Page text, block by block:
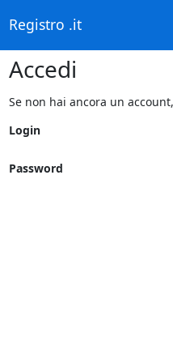
Registro .it
Accedi
Se non hai ancora un account,
Login
Password